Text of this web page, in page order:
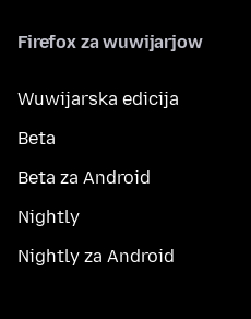
Firefox za wuwijarjow
Wuwijarska edicija
Beta
Beta za Android
Nightly
Nightly za Android